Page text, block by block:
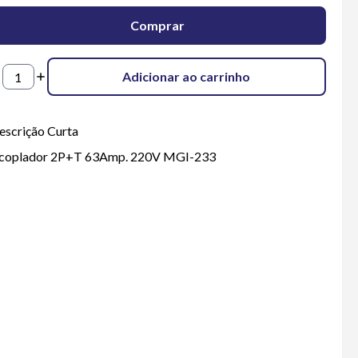
Comprar
Adicionar ao carrinho
Curta
2P+T 63Amp. 220V MGI-233